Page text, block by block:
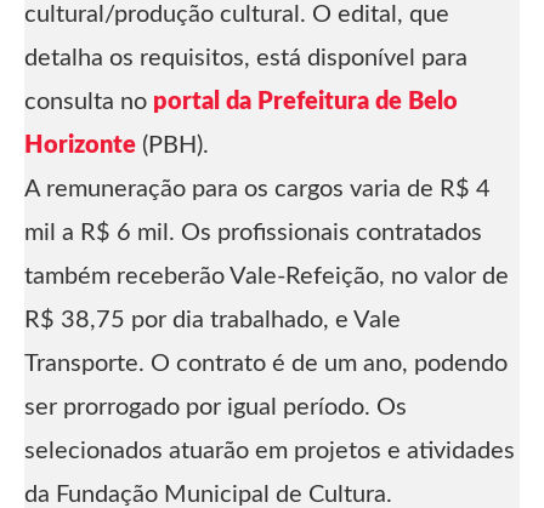
cultural/produção cultural. O edital, que
detalha os requisitos, está disponível para
consulta no portal da Prefeitura de Belo
Horizonte (PBH).
A remuneração para os cargos varia de R$ 4
mil a R$ 6 mil. Os profissionais contratados
também receberão Vale-Refeição, no valor de
R$ 38,75 por dia trabalhado, e Vale
Transporte. O contrato é de um ano, podendo
ser prorrogado por igual período. Os
selecionados atuarão em projetos e atividades
da Fundação Municipal de Cultura.